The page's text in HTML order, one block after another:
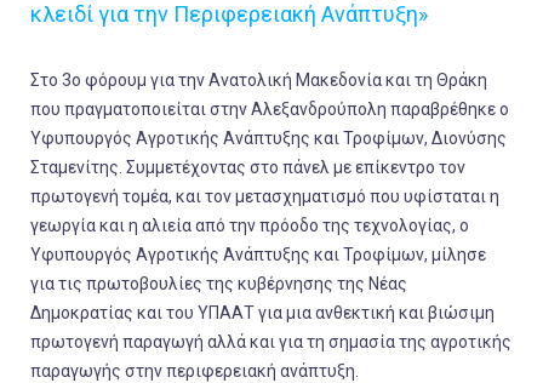
κλειδί για την Περιφερειακή Ανάπτυξη»
Στο 3ο φόρουμ για την Ανατολική Μακεδονία και τη Θράκη
που πραγματοποιείται στην Αλεξανδρούπολη παραβρέθηκε ο
Υφυπουργός Αγροτικής Ανάπτυξης και Τροφίμων, Διονύσης
Σταμενίτης. Συμμετέχοντας στο πάνελ με επίκεντρο τον
πρωτογενή τομέα, και τον μετασχηματισμό που υφίσταται η
γεωργία και η αλιεία από την πρόοδο της τεχνολογίας, ο
Υφυπουργός Αγροτικής Ανάπτυξης και Τροφίμων, μίλησε
για τις πρωτοβουλίες της κυβέρνησης της Νέας
Δημοκρατίας και του ΥΠΑΑΤ για μια ανθεκτική και βιώσιμη
πρωτογενή παραγωγή αλλά και για τη σημασία της αγροτικής
παραγωγής στην περιφερειακή ανάπτυξη.